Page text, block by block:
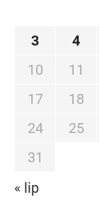
3
4
10
11
17
18
24
25
31
« lip